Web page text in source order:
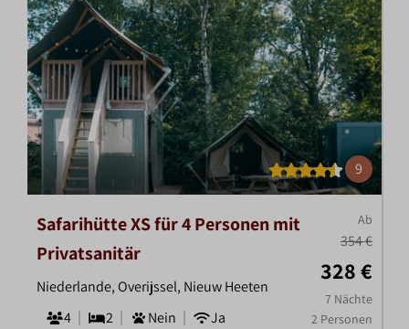
9
Ab
354 €
328 €
7 Nächte
2 Personen
Safarihütte XS für 4 Personen mit
Privatsanitär
Niederlande, Overijssel, Nieuw Heeten
4
2 Nein
Ja